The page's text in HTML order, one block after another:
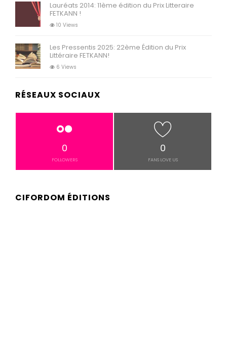
Lauréats 2014: 11ème édition du Prix Litteraire
FETKANN !
10 Views
Les Pressentis 2025: 22ème Édition du Prix
Littéraire FETKANN!
6 Views
RÉSEAUX SOCIAUX
0
FOLLOWERS
0
FANS LOVE US
CIFORDOM ÉDITIONS